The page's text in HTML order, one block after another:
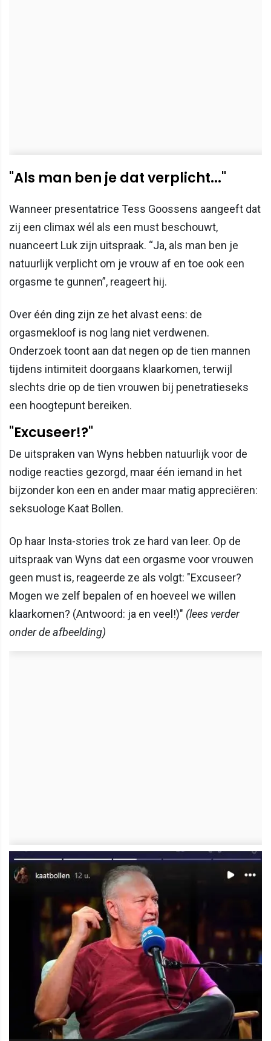
"Als man ben je dat verplicht..."
Wanneer presentatrice Tess Goossens aangeeft dat
zij een climax wél als een must beschouwt,
nuanceert Luk zijn uitspraak. “Ja, als man ben je
natuurlijk verplicht om je vrouw af en toe ook een
orgasme te gunnen”, reageert hij.
Over één ding zijn ze het alvast eens: de
orgasmekloof is nog lang niet verdwenen.
Onderzoek toont aan dat negen op de tien mannen
tijdens intimiteit doorgaans klaarkomen, terwijl
slechts drie op de tien vrouwen bij penetratieseks
een hoogtepunt bereiken.
"Excuseer!?"
De uitspraken van Wyns hebben natuurlijk voor de
nodige reacties gezorgd, maar één iemand in het
bijzonder kon een en ander maar matig appreciëren:
seksuologe Kaat Bollen.
Op haar Insta-stories trok ze hard van leer. Op de
uitspraak van Wyns dat een orgasme voor vrouwen
geen must is, reageerde ze als volgt: "Excuseer?
Mogen we zelf bepalen of en hoeveel we willen
klaarkomen? (Antwoord: ja en veel!)" (lees verder
onder de afbeelding)